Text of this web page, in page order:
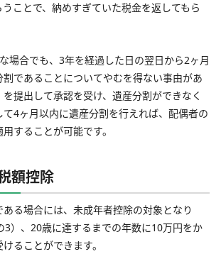
ことで、納めすぎていた税金を返してもら
場合でも、3年を経過した日の翌日から2ヶ月
であることについてやむを得ない事由があ
提出して承認を受け、遺産分割ができなく
4ヶ月以内に遺産分割を行えれば、配偶者の
することが可能です。
額控除
る場合には、未成年者控除の対象となり
3）、20歳に達するまでの年数に10万円をか
ることができます。